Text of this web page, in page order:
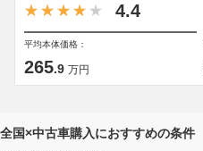
4.4
平均本体価格：
265.9 万円
全国×中古車購入におすすめの条件